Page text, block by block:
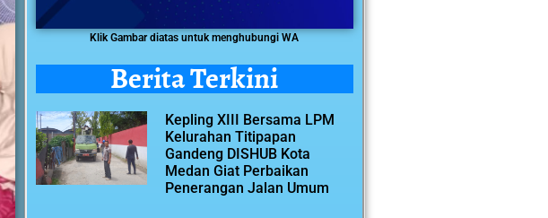
Klik Gambar diatas untuk menghubungi WA
Berita Terkini
Kepling XIII Bersama LPM
Kelurahan Titipapan
Gandeng DISHUB Kota
Medan Giat Perbaikan
Penerangan Jalan Umum